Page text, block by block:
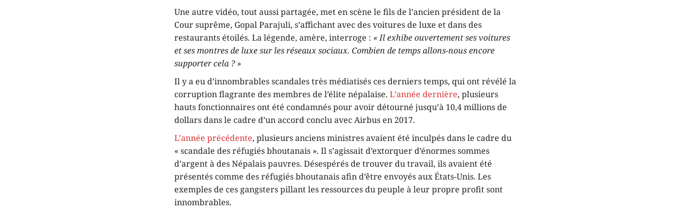
Une autre vidéo, tout aussi partagée, met en scène le fils de l’ancien président de la
Cour suprême, Gopal Parajuli, s’affichant avec des voitures de luxe et dans des
restaurants étoilés. La légende, amère, interroge : « Il exhibe ouvertement ses voitures
et ses montres de luxe sur les réseaux sociaux. Combien de temps allons-nous encore
supporter cela ?»
Il y a eu d’innombrables scandales très médiatisés ces derniers temps, qui ont révélé la
corruption flagrante des membres de l’élite népalaise.L’année dernière, plusieurs
hauts fonctionnaires ont été condamnés pour avoir détourné jusqu’à 10,4 millions de
dollars dans le cadre d’un accord conclu avec Airbus en 2017.
L’année précédente, plusieurs anciens ministres avaient été inculpés dans le cadre du
« scandale des réfugiés bhoutanais ». Il s’agissait d’extorquer d’énormes sommes
d’argent à des Népalais pauvres. Désespérés de trouver du travail, ils avaient été
présentés comme des réfugiés bhoutanais afin d’être envoyés aux États-Unis. Les
exemples de ces gangsters pillant les ressources du peuple à leur propre profit sont
innombrables.